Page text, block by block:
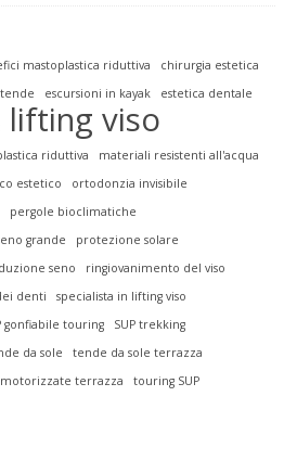
mastoplastica riduttiva
chirurgia estetica
escursioni in kayak estetica dentale
lifting viso
riduttiva
materiali resistenti all'acqua
estetico
ortodonzia invisibile
pergole bioclimatiche
grande
protezione solare
seno
ringiovanimento del viso
denti
specialista in lifting viso
gonfiabile touring
SUP trekking
da sole
tende da sole terrazza
terrazza
touring SUP